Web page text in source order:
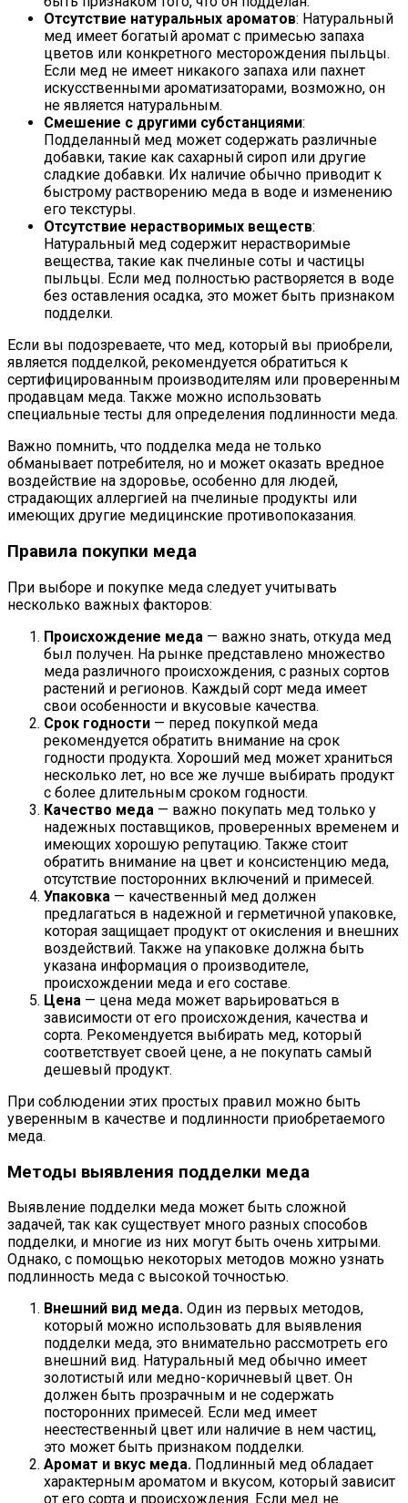
Отсутствие натуральных ароматов: Натуральный
мед имеет богатый аромат с примесью запаха
цветов или конкретного месторождения пыльцы.
Если мед не имеет никакого запаха или пахнет
искусственными ароматизаторами, возможно, он
не является натуральным.
Смешение с другими субстанциями:
Подделанный мед может содержать различные
добавки, такие как сахарный сироп или другие
сладкие добавки. Их наличие обычно приводит к
быстрому растворению меда в воде и изменению
его текстуры.
Отсутствие нерастворимых веществ:
Натуральный мед содержит нерастворимые
вещества, такие как пчелиные соты и частицы
пыльцы. Если мед полностью растворяется в воде
без оставления осадка, это может быть признаком
подделки.
Если вы подозреваете, что мед, который вы приобрели,
является подделкой, рекомендуется обратиться к
сертифицированным производителям или проверенным
продавцам меда. Также можно использовать
специальные тесты для определения подлинности меда.
Важно помнить, что подделка меда не только
обманывает потребителя, но и может оказать вредное
воздействие на здоровье, особенно для людей,
страдающих аллергией на пчелиные продукты или
имеющих другие медицинские противопоказания.
Правила покупки меда
При выборе и покупке меда следует учитывать
несколько важных факторов:
Происхождение меда — важно знать, откуда мед
был получен. На рынке представлено множество
меда различного происхождения, с разных сортов
растений и регионов. Каждый сорт меда имеет
свои особенности и вкусовые качества.
Срок годности — перед покупкой меда
рекомендуется обратить внимание на срок
годности продукта. Хороший мед может храниться
несколько лет, но все же лучше выбирать продукт
с более длительным сроком годности.
Качество меда — важно покупать мед только у
надежных поставщиков, проверенных временем и
имеющих хорошую репутацию. Также стоит
обратить внимание на цвет и консистенцию меда,
отсутствие посторонних включений и примесей.
Упаковка — качественный мед должен
предлагаться в надежной и герметичной упаковке,
которая защищает продукт от окисления и внешних
воздействий. Также на упаковке должна быть
указана информация о производителе,
происхождении меда и его составе.
Цена — цена меда может варьироваться в
зависимости от его происхождения, качества и
сорта. Рекомендуется выбирать мед, который
соответствует своей цене, а не покупать самый
дешевый продукт.
При соблюдении этих простых правил можно быть
уверенным в качестве и подлинности приобретаемого
меда.
Методы выявления подделки меда
Выявление подделки меда может быть сложной
задачей, так как существует много разных способов
подделки, и многие из них могут быть очень хитрыми.
Однако, с помощью некоторых методов можно узнать
подлинность меда с высокой точностью.
Внешний вид меда. Один из первых методов,
который можно использовать для выявления
подделки меда, это внимательно рассмотреть его
внешний вид. Натуральный мед обычно имеет
золотистый или медно-коричневый цвет. Он
должен быть прозрачным и не содержать
посторонних примесей. Если мед имеет
неестественный цвет или наличие в нем частиц,
это может быть признаком подделки.
Аромат и вкус меда. Подлинный мед обладает
характерным ароматом и вкусом, который зависит
от его сорта и происхождения. Если мед не